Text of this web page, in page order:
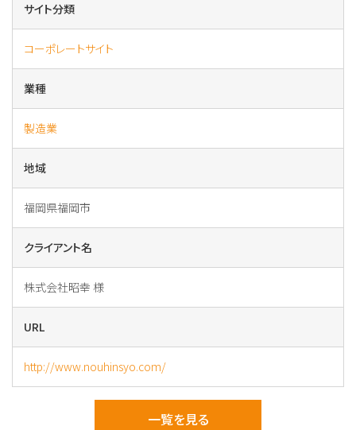
サイト分類
コーポレートサイト
業種
製造業
地域
福岡県福岡市
クライアント名
株式会社昭幸 様
URL
http://www.nouhinsyo.com/
一覧を見る